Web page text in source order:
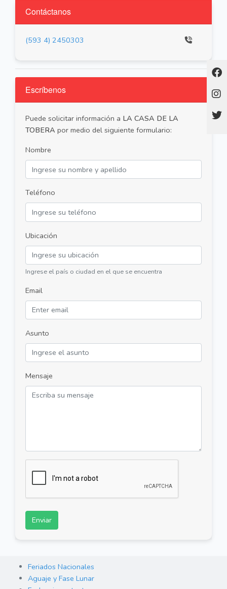
Contáctanos
(593 4) 2450303
Escríbenos
Puede solicitar información a LA CASA DE LA
TOBERA por medio del siguiente formulario:
Nombre
Teléfono
Ubicación
Ingrese el país o ciudad en el que se encuentra
Email
Asunto
Mensaje
Enviar
Feriados Nacionales
Aguaje y Fase Lunar